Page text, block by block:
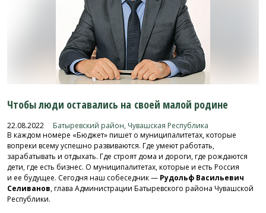
Чтобы люди оставались на своей малой родине
22.08.2022 Батыревский район, Чувашская Республика
В каждом номере «Бюджет» пишет о муниципалитетах, которые
вопреки всему успешно развиваются. Где умеют работать,
зарабатывать и отдыхать. Где строят дома и дороги, где рождаются
дети, где есть бизнес. О муниципалитетах, которые и есть Россия
и ее будущее. Сегодня наш собеседник — Рудольф Васильевич
Селиванов, глава Администрации Батыревского района Чувашской
Республики.